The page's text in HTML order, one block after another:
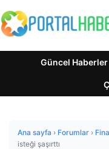
Güncel Haberler
Ana sayfa › Forumlar ›
isteği şaşırttı